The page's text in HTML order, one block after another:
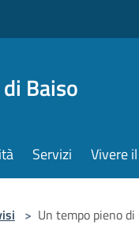
Baiso
Servizi Vivere
> Un tempo pieno